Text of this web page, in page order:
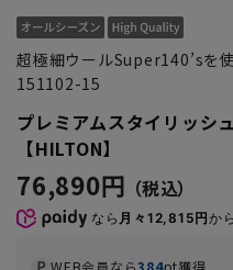
超極細ウールSuper140’sを
151102-15
プレミアムスタイリッシ
【HILTON】
76,890円
なら 月々12,815円か
WEB会員なら384pt獲得